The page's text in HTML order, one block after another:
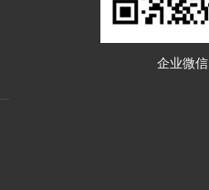
企业微信